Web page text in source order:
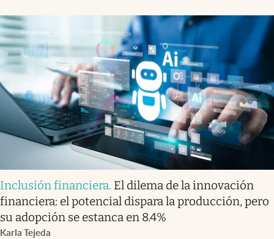
Inclusión financiera. El dilema de la innovación
financiera: el potencial dispara la producción, pero
su adopción se estanca en 8.4%
Karla Tejeda